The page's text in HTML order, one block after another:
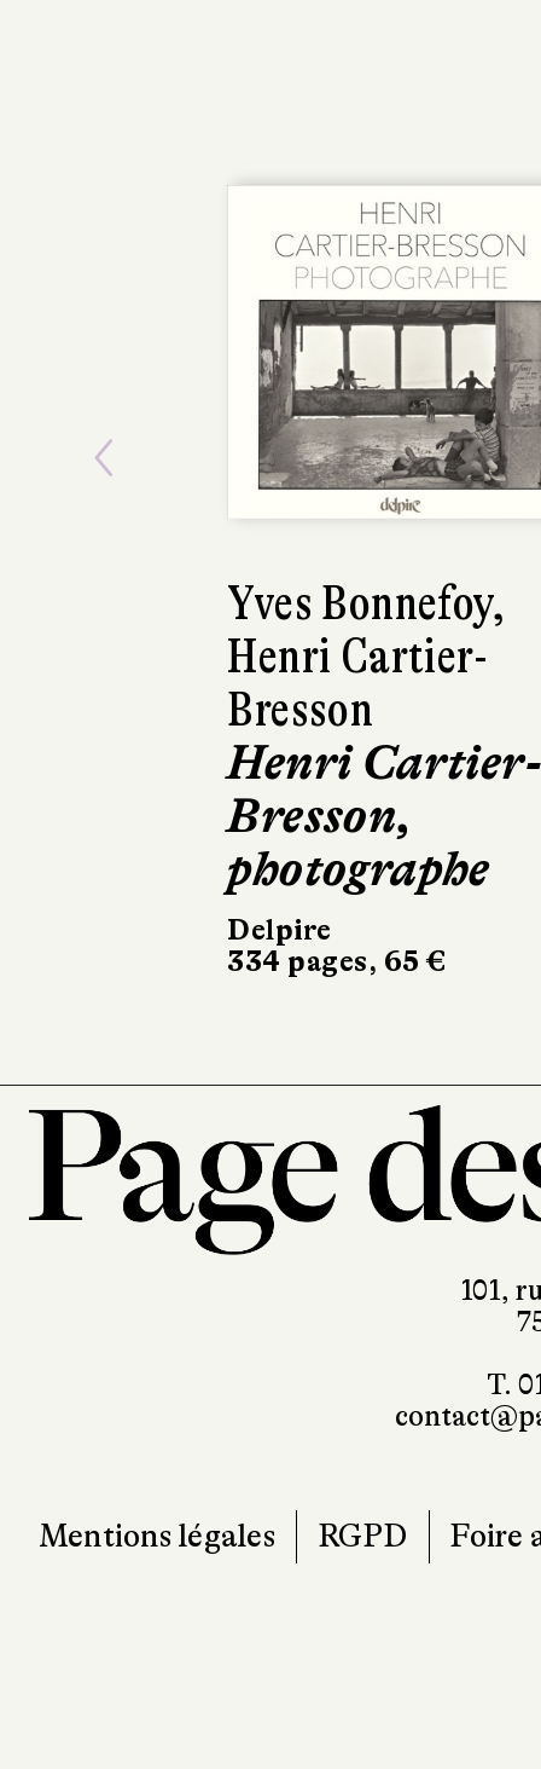
Yves Bonnefoy,
Henri Cartier-
Bresson
Henri Cartier-
Bresson,
photographe
Delpire
334 pages, 65 €
Previous
101,
T.
Mentions légales RGPD Foire